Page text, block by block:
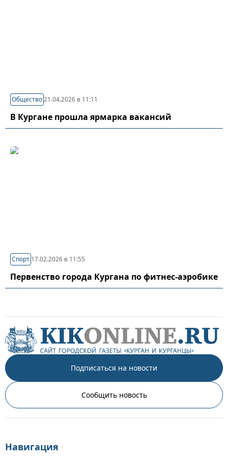
Общество21.04.2026 в 11:11
В Кургане прошла ярмарка вакансий
Спорт 17.02.2026 в 11:55
Первенство города Кургана по фитнес-аэробике
Подписаться на новости
Сообщить новость
Навигация